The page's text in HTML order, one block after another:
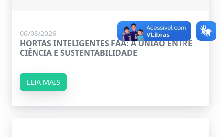
06/08/2026
HORTAS INTELIGENTES FAA: A UNIÃO ENTRE
CIÊNCIA E SUSTENTABILIDADE
LEIA MAIS